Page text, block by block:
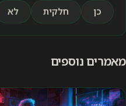
כן חלקית לא
מאמרים נוספים